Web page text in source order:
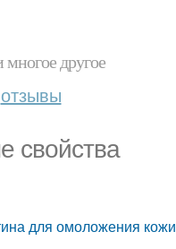
другое
отзывы
свойства
для омоложения кожи